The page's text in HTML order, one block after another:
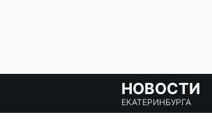
НОВОСТИ
ЕКАТЕРИНБУРГА